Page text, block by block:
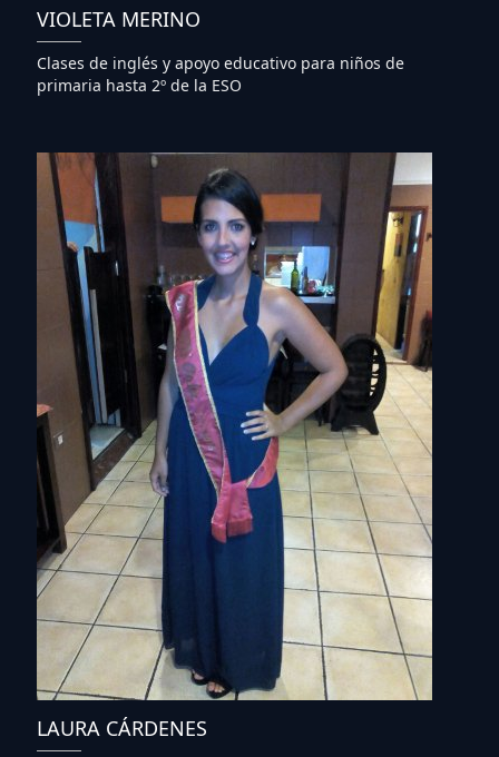
VIOLETA MERINO
Clases de inglés y apoyo educativo para niños de
primaria hasta 2º de la ESO
LAURA CÁRDENES